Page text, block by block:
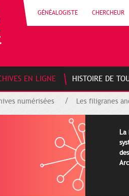
GÉNÉALOGISTE CHERCHEUR
EN LIGNE HISTOIRE DE
numérisées Les filigranes